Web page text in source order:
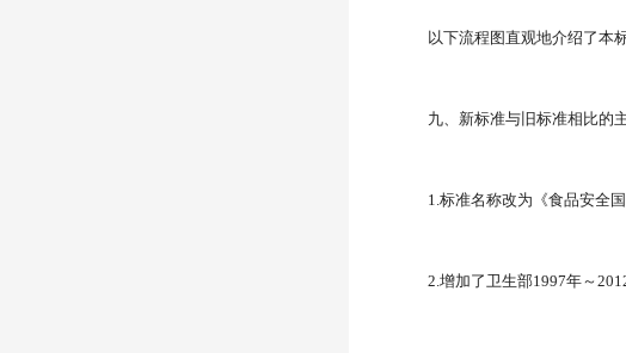
以下流程图直观地介绍了本
九、新标准与旧标准相比的
1.标准名称改为《食品安全
2.增加了卫生部1997年～